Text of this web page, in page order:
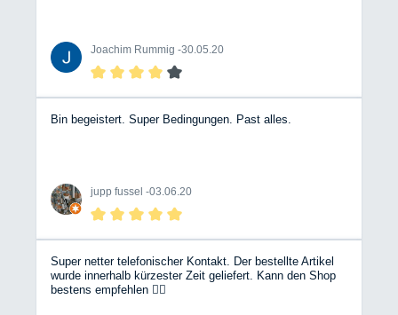
Joachim Rummig -30.05.20
Bin begeistert. Super Bedingungen. Past alles.
jupp fussel -03.06.20
Super netter telefonischer Kontakt. Der bestellte Artikel
wurde innerhalb kürzester Zeit geliefert. Kann den Shop
bestens empfehlen 👍🏼